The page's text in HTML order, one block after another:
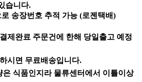
습니다.
송장번호 추적 가능 (로젠택배)
제완료 주문건에 한해 당일출고 예정
시면 무료배송입니다.
은 식품인지라 물류센터에서 이틀이상